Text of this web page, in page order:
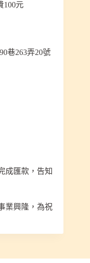
100元
巷263弄20號
成匯款，告知
業興隆，為祝